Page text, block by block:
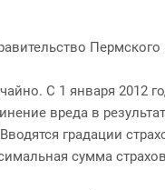
С 1 января 2012
вреда в
градации
сумма